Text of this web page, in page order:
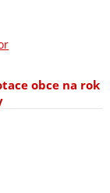
obce na rok